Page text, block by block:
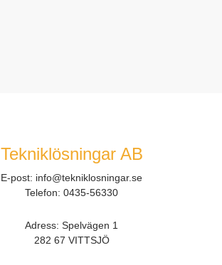
Tekniklösningar AB
E-post: info@tekniklosningar.se
Telefon: 0435-56330
Adress: Spelvägen 1
282 67 VITTSJÖ